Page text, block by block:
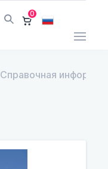
0
Справочная